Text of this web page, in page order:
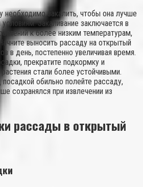
необходимо закалить, чтобы она лучше
Закаливание заключается в
к более низким температурам,
выносить рассаду на открытый
в день, постепенно увеличивая время.
прекратите подкормку и
стали более устойчивыми.
обильно полейте рассаду,
сохранялся при извлечении из
рассады в открытый